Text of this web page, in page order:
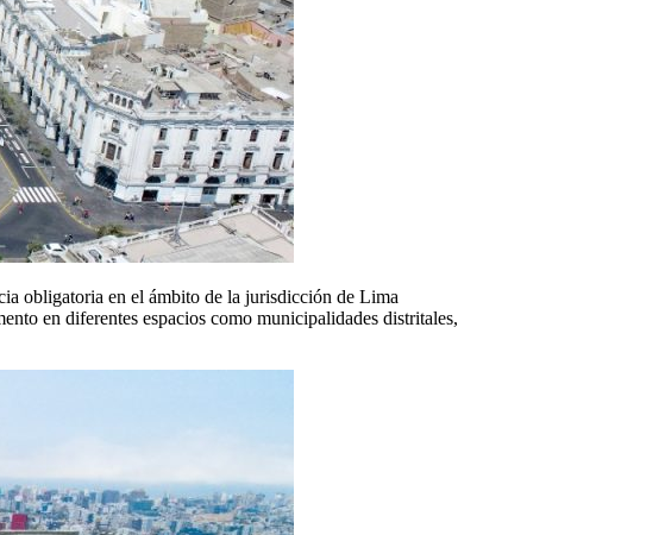
obligatoria en el ámbito de la jurisdicción de Lima
en diferentes espacios como municipalidades distritales,